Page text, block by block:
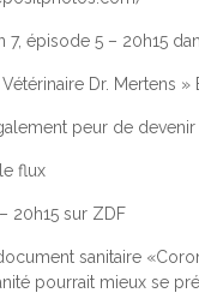
7, épisode 5 – 20h15
Dr. Mertens
peur de
flux
20h15 sur ZDF
sanitaire
pourrait mieux se